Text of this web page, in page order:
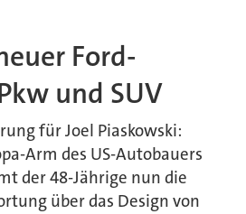
Ford-
und SUV
für Joel Piaskowski:
Arm des US-Autobauers
der 48-Jährige nun die
über das Design von